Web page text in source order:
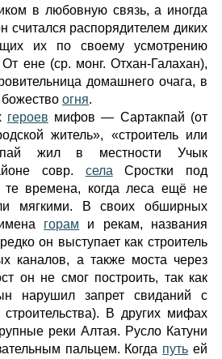
в любовную связь, а иногда
распорядителем диких
их по своему усмотрению
ене (ср. монг. Отхан-Галахан),
домашнего очага, в
огня.
героев мифов — Сартакпай (от
житель», «строитель или
жил в местности Учык
совр. села Сростки под
те времена, когда леса ещё не
мягкими. В своих обширных
горам и рекам, названия
он выступает как строитель
каналов, а также моста через
он не смог построить, так как
нарушил запрет свиданий с
В других мифах
реки Алтая. Русло Катуни
пальцем. Когда путь ей